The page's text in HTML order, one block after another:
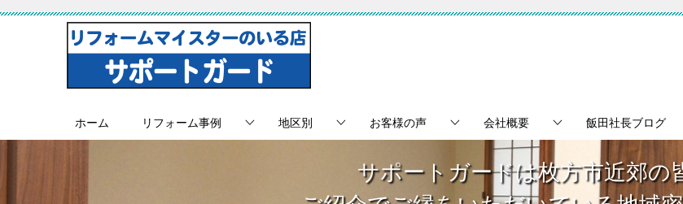
ホーム リフォーム事例 地区別 お客様の声 会社概要 飯田社長ブログ
サポートガードは枚方市近郊の